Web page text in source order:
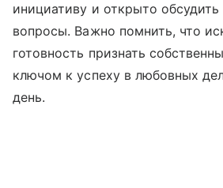
инициативу и открыто
вопросы. Важно помнить, что
готовность признать
ключом к успеху в любовных
день.